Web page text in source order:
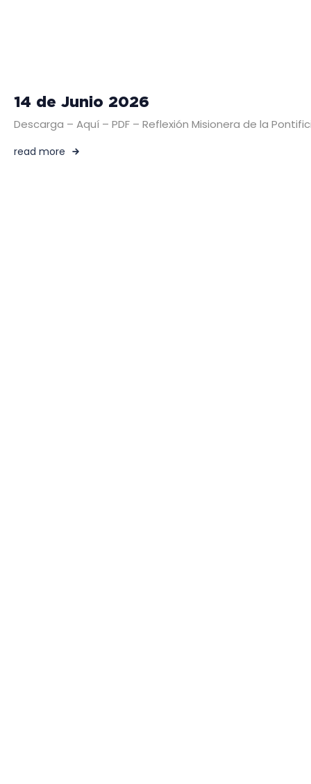
14 de Junio 2026
Descarga – Aquí – PDF – Reflexión Misionera de la
read more